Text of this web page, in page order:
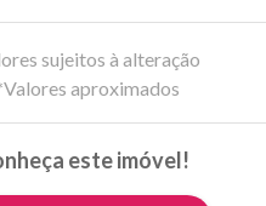
sujeitos à alteração
aproximados
este imóvel!